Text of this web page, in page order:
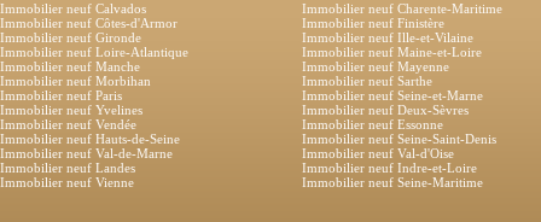
Immobilier neuf Calvados
Immobilier neuf Charente-Maritime
Immobilier neuf Côtes-d'Armor
Immobilier neuf Finistère
Immobilier neuf Gironde
Immobilier neuf Ille-et-Vilaine
Immobilier neuf Loire-Atlantique
Immobilier neuf Maine-et-Loire
Immobilier neuf Manche
Immobilier neuf Mayenne
Immobilier neuf Morbihan
Immobilier neuf Sarthe
Immobilier neuf Paris
Immobilier neuf Seine-et-Marne
Immobilier neuf Yvelines
Immobilier neuf Deux-Sèvres
Immobilier neuf Vendée
Immobilier neuf Essonne
Immobilier neuf Hauts-de-Seine
Immobilier neuf Seine-Saint-Denis
Immobilier neuf Val-de-Marne
Immobilier neuf Val-d'Oise
Immobilier neuf Landes
Immobilier neuf Indre-et-Loire
Immobilier neuf Vienne
Immobilier neuf Seine-Maritime